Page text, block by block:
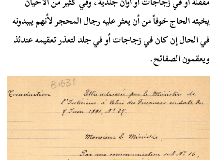
يخبئه الحاج خوفاً من أن يعثر عليه رجال المحجر لأنهم يببدونه
في الحال إن كان في زجاجات أو في جلد لتعذر تعقيمه عندئذ
ويعقمون الصفائح.